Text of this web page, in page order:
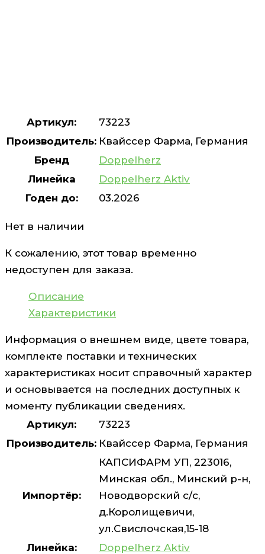
Артикул:
73223
Производитель: Квайссер Фарма, Германия
Бренд
Doppelherz
Линейка
Doppelherz Aktiv
Годен до:
03.2026
Нет в наличии
К сожалению, этот товар временно
недоступен для заказа.
Описание
Характеристики
Информация о внешнем виде, цвете товара,
комплекте поставки и технических
характеристиках носит справочный характер
и основывается на последних доступных к
моменту публикации сведениях.
Артикул:
73223
Производитель: Квайссер Фарма, Германия
Импортёр:
КАПСИФАРМ УП, 223016,
Минская обл., Минский р-н,
Новодворский с/с,
д.Королищевичи,
ул.Свислочская,15-18
Линейка:
Doppelherz Aktiv